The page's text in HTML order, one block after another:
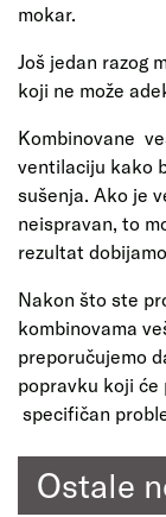
mokar.
Još jedan razog
koji ne može
Kombinovane
ventilaciju kako
sušenja. Ako je
neispravan, to
rezultat
Nakon što ste
kombinovama
preporučujemo
popravku koji
specifičan
Ostale